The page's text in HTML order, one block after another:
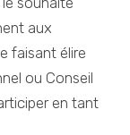
aux
faisant élire
ou Conseil
en tant